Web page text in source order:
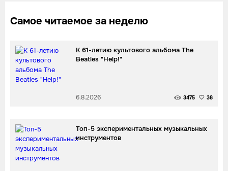
Самое читаемое за неделю
К 61-летию культового альбома The
Beatles "Help!"
6.8.2026 3475 38
Топ-5 экспериментальных музыкальных
инструментов